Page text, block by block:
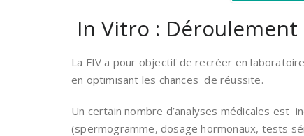
In Vitro : Déroulement
La FIV a pour objectif de recréer en
en optimisant les chances de réussite.
Un certain nombre d’analyses médicales est
(spermogramme, dosage hormonaux, tests